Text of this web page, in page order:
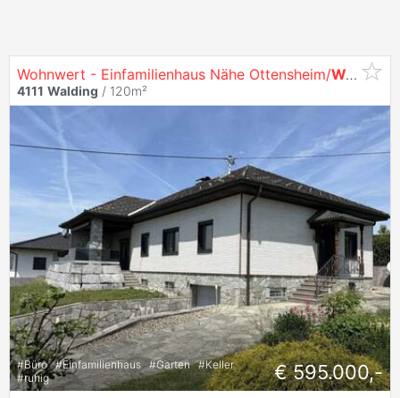
Wohnwert - Einfamilienhaus Nähe Ottensheim/Walding
4111 Walding / 120m²
#Büro #Einfamilienhaus #Garten #Keller
#ruhig € 595.000,-